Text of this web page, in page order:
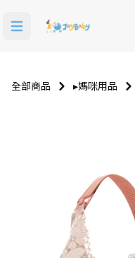
全部商品 ▸媽咪用品